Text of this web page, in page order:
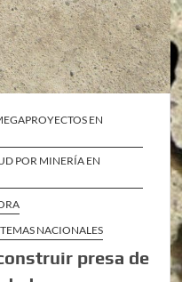
EN
POR MINERÍA EN
TEMAS NACIONALES
presa de